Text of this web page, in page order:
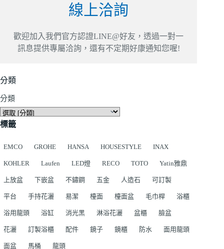
線上洽詢
歡迎加入我們官方認證LINE@好友，透過一對一
訊息提供專屬洽詢，還有不定期好康通知您喔!
分類
分類
標籤
EMCO GROHE HANSA HOUSESTYLE INAX
KOHLER Laufen LED燈 RECO TOTO Yatin雅鼎
上放盆 下嵌盆 不鏽鋼 五金 人造石 可訂製
平台 手持花灑 易潔 檯面 檯面盆 毛巾桿 浴櫃
浴用龍頭 浴缸 消光黑 淋浴花灑 盆櫃 臉盆
花灑 訂製浴櫃 配件 鏡子 鏡櫃 防水 面用龍頭
面盆 馬桶 龍頭